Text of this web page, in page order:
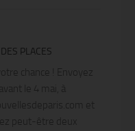
PLACES
chance ! Envoyez
le 4 mai, à
et
peut-être deux